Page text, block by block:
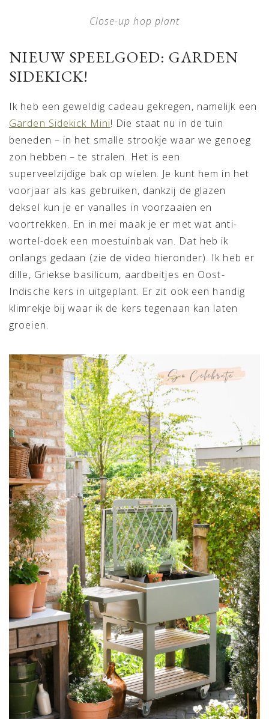
Close-up hop plant
NIEUW SPEELGOED: GARDEN
SIDEKICK!
Ik heb een geweldig cadeau gekregen, namelijk een
Garden Sidekick Mini! Die staat nu in de tuin
beneden – in het smalle strookje waar we genoeg
zon hebben – te stralen. Het is een
superveelzijdige bak op wielen. Je kunt hem in het
voorjaar als kas gebruiken, dankzij de glazen
deksel kun je er vanalles in voorzaaien en
voortrekken. En in mei maak je er met wat anti-
wortel-doek een moestuinbak van. Dat heb ik
onlangs gedaan (zie de video hieronder). Ik heb er
dille, Griekse basilicum, aardbeitjes en Oost-
Indische kers in uitgeplant. Er zit ook een handig
klimrekje bij waar ik de kers tegenaan kan laten
groeien.